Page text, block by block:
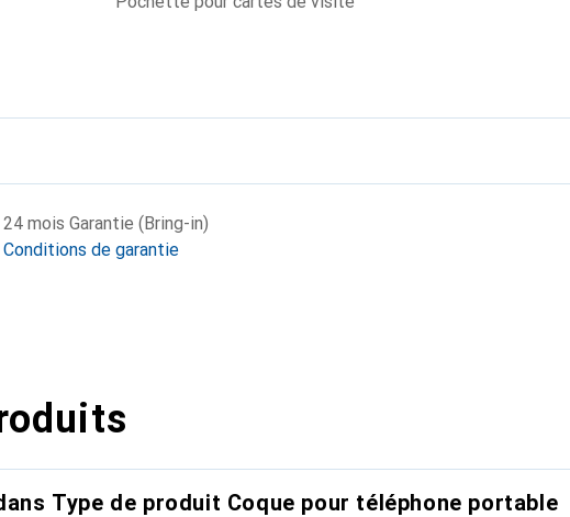
24 mois Garantie (Bring-in)
Conditions de garantie
Type de produit Coque pour téléphone portable